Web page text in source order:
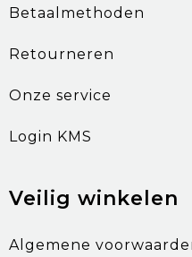
Betaalmethoden
Retourneren
Onze service
Login KMS
Veilig winkelen
Algemene